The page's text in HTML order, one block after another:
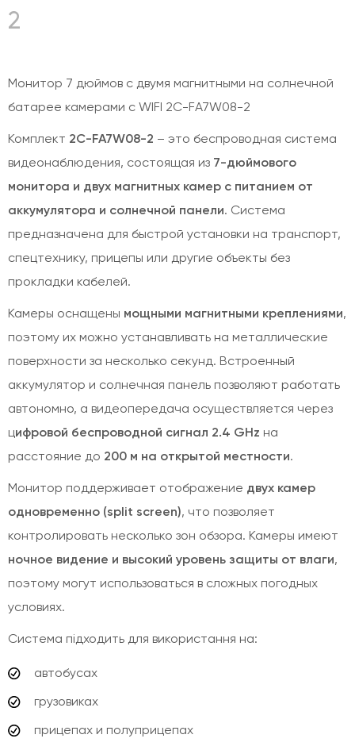
2
Монитор 7 дюймов с двумя магнитными на солнечной
батарее камерами с WIFI 2C-FA7W08-2
Комплект 2C-FA7W08-2 – это беспроводная система
видеонаблюдения, состоящая из 7-дюймового
монитора и двух магнитных камер с питанием от
аккумулятора и солнечной панели. Система
предназначена для быстрой установки на транспорт,
спецтехнику, прицепы или другие объекты без
прокладки кабелей.
Камеры оснащены мощными магнитными креплениями,
поэтому их можно устанавливать на металлические
поверхности за несколько секунд. Встроенный
аккумулятор и солнечная панель позволяют работать
автономно, а видеопередача осуществляется через
цифровой беспроводной сигнал 2.4 GHz на
расстояние до 200 м на открытой местности.
Монитор поддерживает отображение двух камер
одновременно (split screen), что позволяет
контролировать несколько зон обзора. Камеры имеют
ночное видение и высокий уровень защиты от влаги,
поэтому могут использоваться в сложных погодных
условиях.
Система підходить для використання на:
автобусах
грузовиках
прицепах и полуприцепах